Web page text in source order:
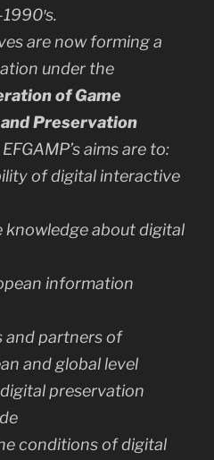
are now forming a
under the
of Game
Preservation
EFGAMP’s aims are to:
of digital interactive
knowledge about digital
information
and partners of
and global level
preservation
conditions of digital